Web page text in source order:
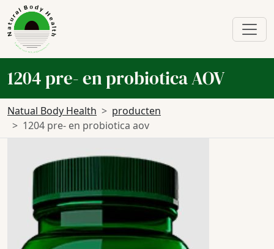
1204 pre- en probiotica AOV
Natual Body Health
producten
1204 pre- en probiotica aov